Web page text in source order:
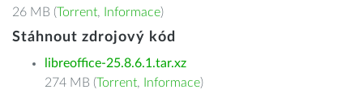
26 MB (Torrent, Informace)
Stáhnout zdrojový kód
libreoffice-25.8.6.1.tar.xz
274 MB (Torrent, Informace)